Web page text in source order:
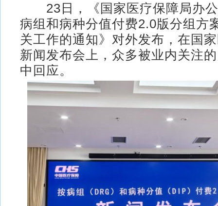
23日，《国家医疗保障局办公
病组和病种分值付费2.0版分组方
关工作的通知》对外发布，在国
新闻发布会上，众多被业内关注
中回应。